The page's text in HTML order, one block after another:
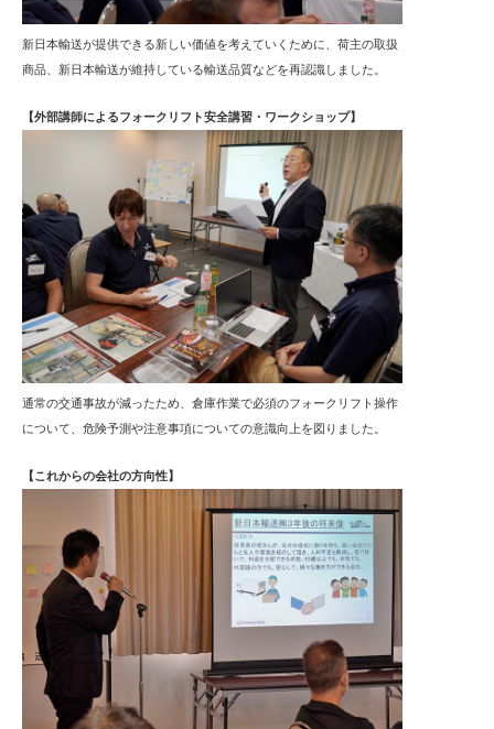
新日本輸送が提供できる新しい価値を考えていくために、荷主の取扱
商品、新日本輸送が維持している輸送品質などを再認識しました。
【外部講師によるフォークリフト安全講習・ワークショップ】
通常の交通事故が減ったため、倉庫作業で必須のフォークリフト操作
について、危険予測や注意事項についての意識向上を図りました。
【これからの会社の方向性】